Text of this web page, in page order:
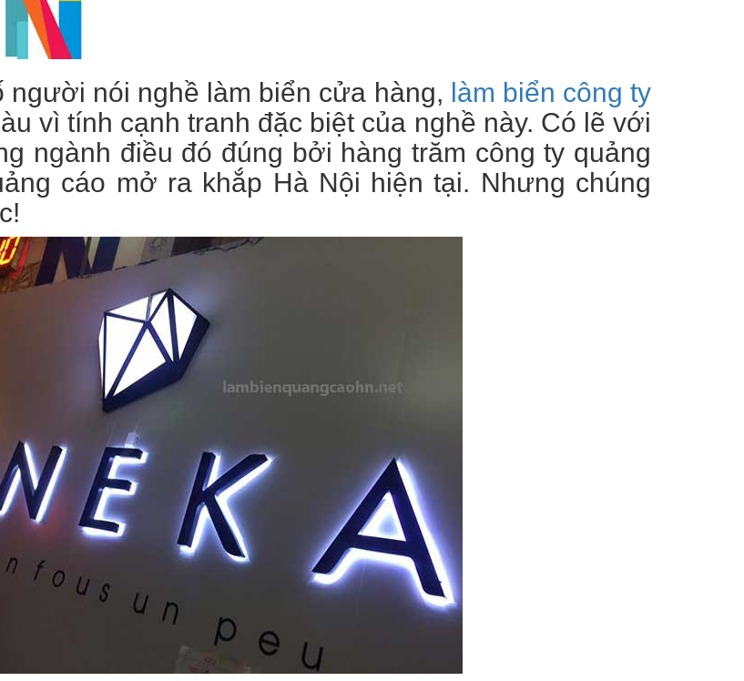
người nói nghề làm biển cửa hàng, làm biển công ty
vì tính cạnh tranh đặc biệt của nghề này. Có lẽ với
ngành điều đó đúng bởi hàng trăm công ty quảng
cáo mở ra khắp Hà Nội hiện tại. Nhưng chúng